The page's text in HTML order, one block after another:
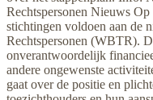
Rechtspersonen Nieuws
stichtingen voldoen aan de
Rechtspersonen (WBTR).
onverantwoordelijk
andere ongewenste
gaat over de positie en